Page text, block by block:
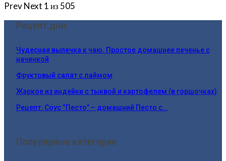
PrevNext 1 из 505
Рецепт дня:
Чудесная выпечка к чаю. Простое домашнее печенье с
начинкой
Фруктовый салат с лаймом
Жаркое из индейки с тыквой и картофелем (в горшочках)
Рецепт: Соус “Песто” – домашний Песто с…
Популярные категории